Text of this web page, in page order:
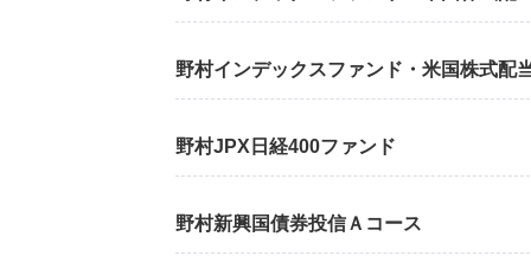
野村インデックスファンド・米国株式配
野村JPX日経400ファンド
野村新興国債券投信Ａコース